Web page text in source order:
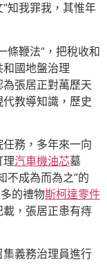
知我罪我，其惟年
條鞭法”，把稅收和
國地盤治理
為張居正對萬歷天
教導知識，歷史
務，多年來一向
理汽車機油芯墓
不成為而為之”的
的禮物斯柯達零件
，張居正患有痔
義務治理員進行